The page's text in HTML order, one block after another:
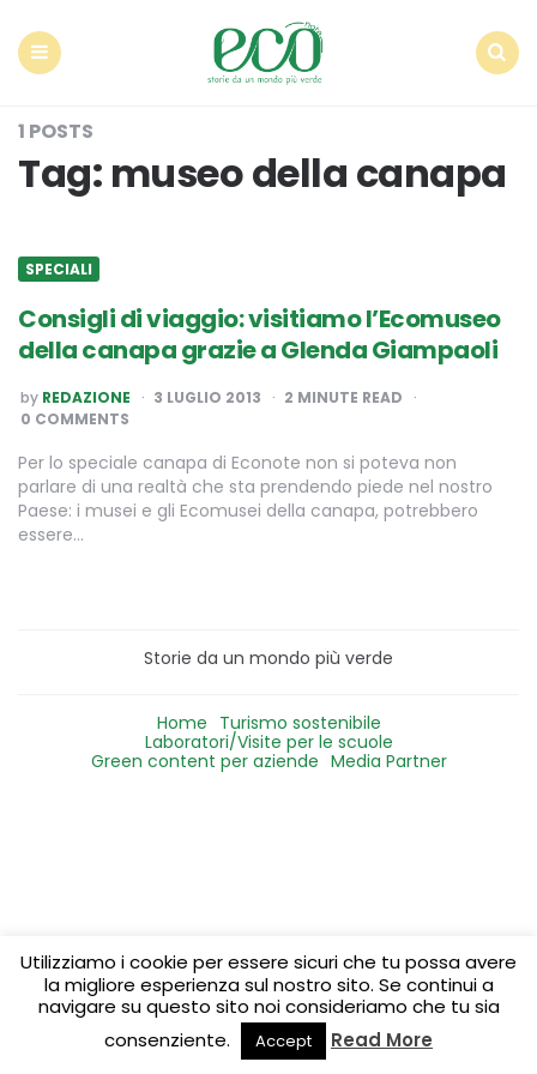
1 POSTS
Tag: museo della canapa
SPECIALI
Consigli di viaggio: visitiamo l’Ecomuseo
della canapa grazie a Glenda Giampaoli
POSTED
BY
by REDAZIONE 3 LUGLIO 2013 2 MINUTE READ
0 COMMENTS
Per lo speciale canapa di Econote non si poteva non
parlare di una realtà che sta prendendo piede nel nostro
Paese: i musei e gli Ecomusei della canapa, potrebbero
essere…
Storie da un mondo più verde
Home Turismo sostenibile
Laboratori/Visite per le scuole
Green content per aziende Media Partner
Utilizziamo i cookie per essere sicuri che tu possa avere
la migliore esperienza sul nostro sito. Se continui a
navigare su questo sito noi consideriamo che tu sia
consenziente.
Accept Read More